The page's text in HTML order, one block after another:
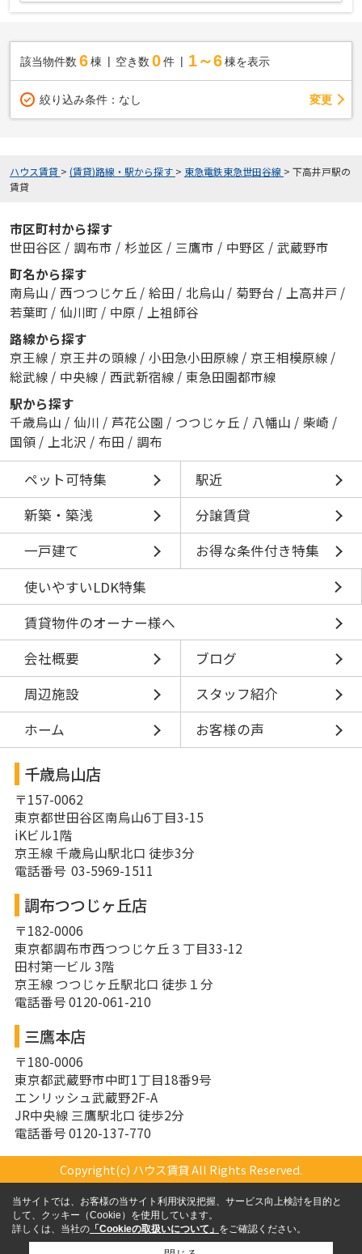
該当物件数 6棟 空き数 0 件 1～6 棟を表示
絞り込み条件： なし 変更
ハウス賃貸 > (賃貸)路線・駅から探す > 東急電鉄東急世田谷線 > 下高井戸駅の
賃貸
市区町村から探す
世田谷区 / 調布市 / 杉並区 / 三鷹市 / 中野区 / 武蔵野市
町名から探す
南烏山 / 西つつじケ丘 / 給田 / 北烏山 / 菊野台 / 上高井戸 /
若葉町 / 仙川町 / 中原 / 上祖師谷
路線から探す
京王線 / 京王井の頭線 / 小田急小田原線 / 京王相模原線 /
総武線 / 中央線 / 西武新宿線 / 東急田園都市線
駅から探す
千歳烏山 / 仙川 / 芦花公園 / つつじヶ丘 / 八幡山 / 柴崎 /
国領 / 上北沢 / 布田 / 調布
ペット可特集
駅近
新築・築浅
分譲賃貸
一戸建て
お得な条件付き特集
使いやすいLDK特集
賃貸物件のオーナー様へ
会社概要
ブログ
周辺施設
スタッフ紹介
ホーム
お客様の声
千歳烏山店
〒157-0062
東京都世田谷区南烏山6丁目3-15
iKビル1階
京王線 千歳烏山駅北口 徒歩3分
電話番号 03-5969-1511
調布つつじヶ丘店
〒182-0006
東京都調布市西つつじケ丘３丁目33-12
田村第一ビル 3階
京王線 つつじヶ丘駅北口 徒歩１分
電話番号 0120-061-210
三鷹本店
〒180-0006
東京都武蔵野市中町1丁目18番9号
エンリッシュ武蔵野2F-A
JR中央線 三鷹駅北口 徒歩2分
電話番号 0120-137-770
Copyright(c) ハウス賃貸 All Rights Reserved.
当サイトでは、お客様の当サイト利用状況把握、サービス向上検討を目的と
して、クッキー（Cookie）を使用しています。
詳しくは、当社の 「Cookieの取扱いについて」 をご確認ください。